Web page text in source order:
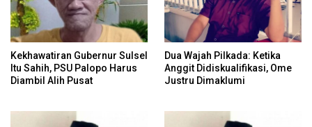
Kekhawatiran Gubernur Sulsel
Itu Sahih, PSU Palopo Harus
Diambil Alih Pusat
Dua Wajah Pilkada: Ketika
Anggit Didiskualifikasi, Ome
Justru Dimaklumi